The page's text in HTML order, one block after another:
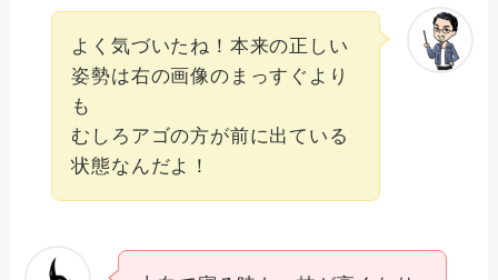
よく気づいたね！本来の正しい
姿勢は右の画像のまっすぐより
も
むしろアゴの方が前に出ている
状態なんだよ！